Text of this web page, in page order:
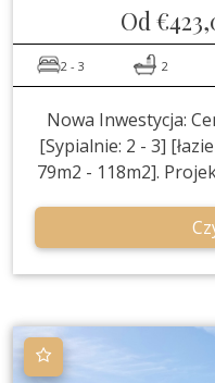
Od
2 - 3 2
Nowa Inwestycja:
[Sypialnie: 2 - 3]
79m2 - 118m2].